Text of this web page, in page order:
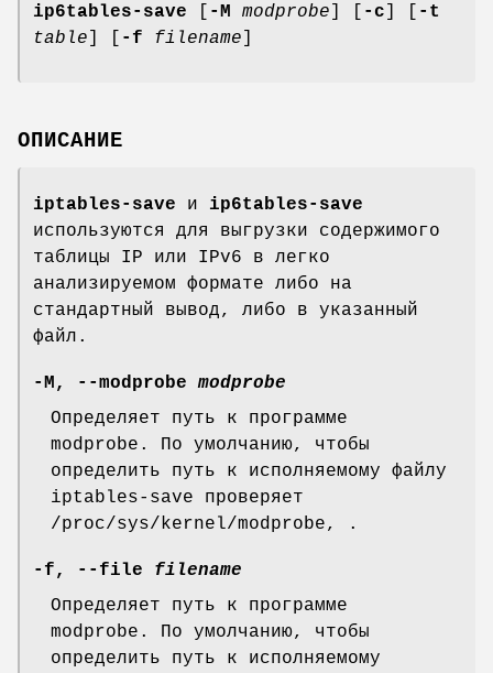
ip6tables-save -M modprobe -c
-t
table
-f filename
ОПИСАНИЕ
iptables-save и ip6tables-save
используются для выгрузки содержимого
таблицы IP или IPv6 в легко
анализируемом формате либо на
стандартный вывод, либо в указанный
файл.
-M , --modprobe
modprobe
Определяет путь к программе
modprobe. По умолчанию, чтобы
определить путь к исполняемому файлу
iptables-save проверяет
/proc/sys/kernel/modprobe, .
-f , --file
filename
Определяет путь к программе
modprobe. По умолчанию, чтобы
определить путь к исполняемому